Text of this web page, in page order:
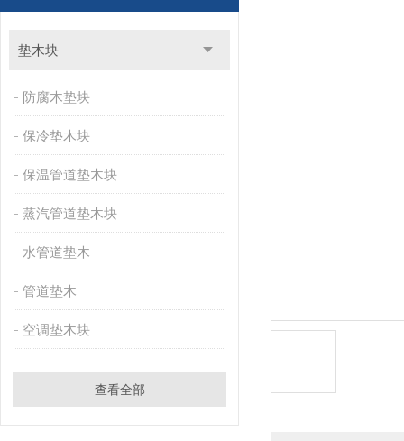
垫木块
防腐木垫块
保冷垫木块
保温管道垫木块
蒸汽管道垫木块
水管道垫木
管道垫木
空调垫木块
查看全部